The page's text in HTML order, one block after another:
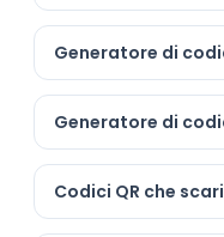
Generatore di
Generatore di
Codici QR che